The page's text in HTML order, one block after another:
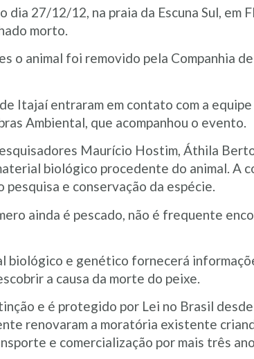
dia 27/12/12, na praia da Escuna Sul,
morto.
o animal foi removido pela Companhia
Itajaí entraram em contato com a
Ambiental, que acompanhou o evento.
Maurício Hostim, Áthila
biológico procedente do animal. A
e conservação da espécie.
ainda é pescado, não é frequente
biológico e genético fornecerá
a causa da morte do peixe.
e é protegido por Lei no Brasil
renovaram a moratória existente
e comercialização por mais três